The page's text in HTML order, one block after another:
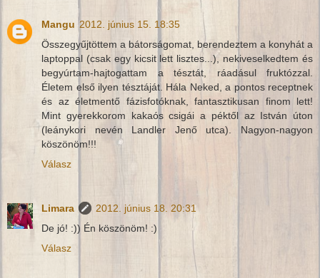
Mangu 2012. június 15. 18:35
Összegyűjtöttem a bátorságomat, berendeztem a konyhát a
laptoppal (csak egy kicsit lett lisztes...), nekiveselkedtem és
begyúrtam-hajtogattam a tésztát, ráadásul fruktózzal.
Életem első ilyen tésztáját. Hála Neked, a pontos receptnek
és az életmentő fázisfotóknak, fantasztikusan finom lett!
Mint gyerekkorom kakaós csigái a péktől az István úton
(leánykori nevén Landler Jenő utca). Nagyon-nagyon
köszönöm!!!
Válasz
Limara
2012. június 18. 20:31
De jó! :)) Én köszönöm! :)
Válasz